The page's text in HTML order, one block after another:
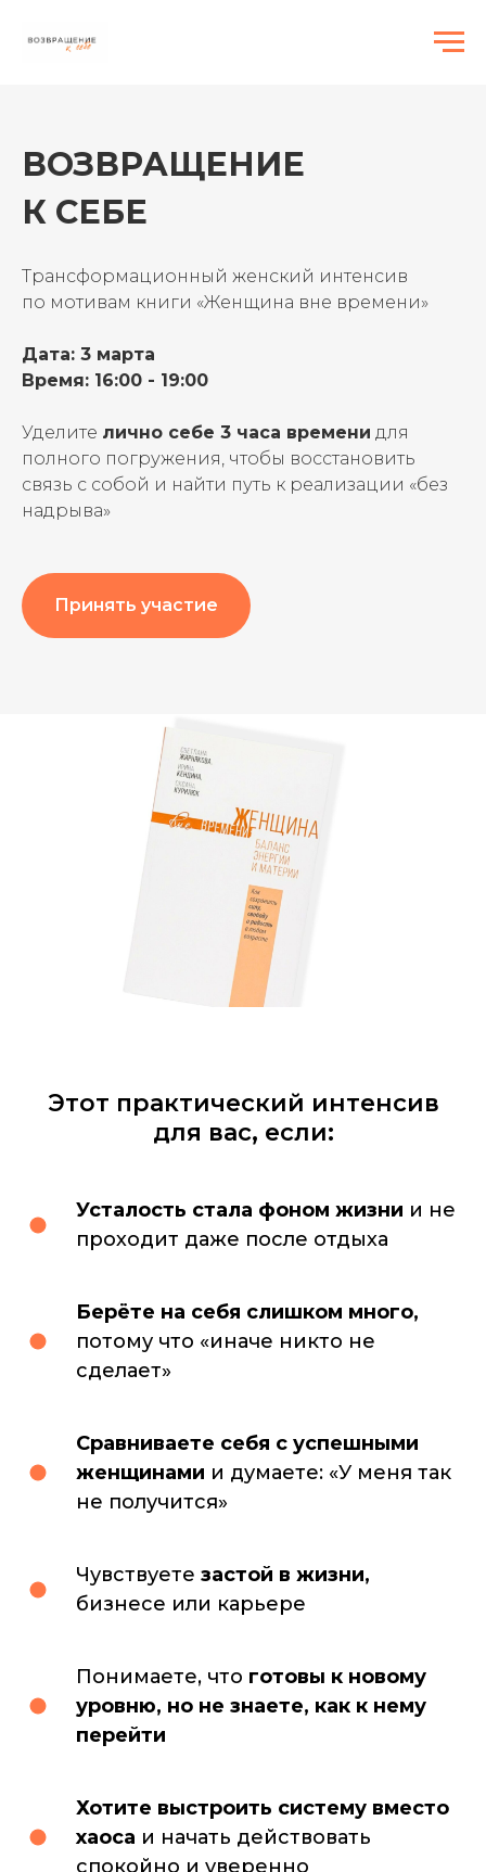
ВОЗВРАЩЕНИЕ
К СЕБЕ
Трансформационный женский интенсив
по мотивам книги «Женщина вне времени»
Дата: 3 марта
Время: 16:00 - 19:00
Уделите лично себе 3 часа времени для
полного погружения, чтобы восстановить
связь с собой и найти путь к реализации «без
надрыва»
Принять участие
Этот практический интенсив
для вас, если:
Усталость стала фоном жизни и не
проходит даже после отдыха
Берёте на себя слишком много,
потому что «иначе никто не
сделает»
Сравниваете себя с успешными
женщинами и думаете: «У меня так
не получится»
Чувствуете застой в жизни,
бизнесе или карьере
Понимаете, что готовы к новому
уровню, но не знаете, как к нему
перейти
Хотите выстроить систему вместо
хаоса и начать действовать
спокойно и уверенно